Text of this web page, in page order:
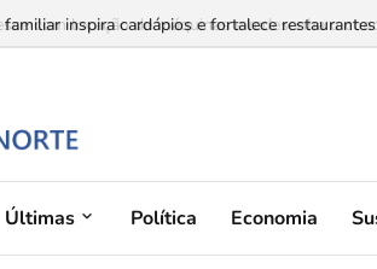
inspira cardápios e fortalece
Últimas Política Economia